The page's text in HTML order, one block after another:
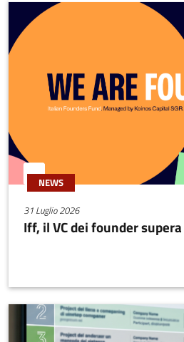
NEWS
31 Luglio 2026
Iff, il VC dei founder